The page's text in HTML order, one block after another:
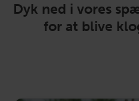
Dyk ned i vores
for at blive